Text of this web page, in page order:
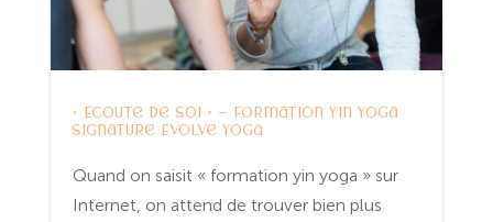
« Écoute de soi » – Formation Yin Yoga
signature Evolve Yoga
Quand on saisit « formation yin yoga » sur
Internet, on attend de trouver bien plus